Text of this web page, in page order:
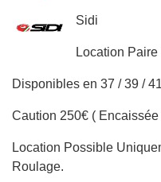
Sidi
Location
Disponibles en 37 / 39 /
Caution 250€ (
Location Possible
Roulage.